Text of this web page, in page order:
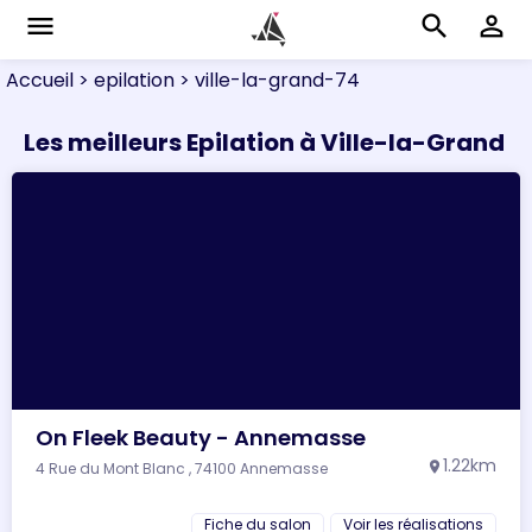
menu search perm_identity
Accueil > epilation > ville-la-grand-74
Les meilleurs Epilation à Ville-la-Grand
On Fleek Beauty - Annemasse
4 Rue du Mont Blanc , 74100 Annemasse location_on 1.22km
Fiche du salon Voir les réalisations